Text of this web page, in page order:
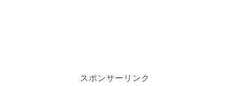
スポンサーリンク